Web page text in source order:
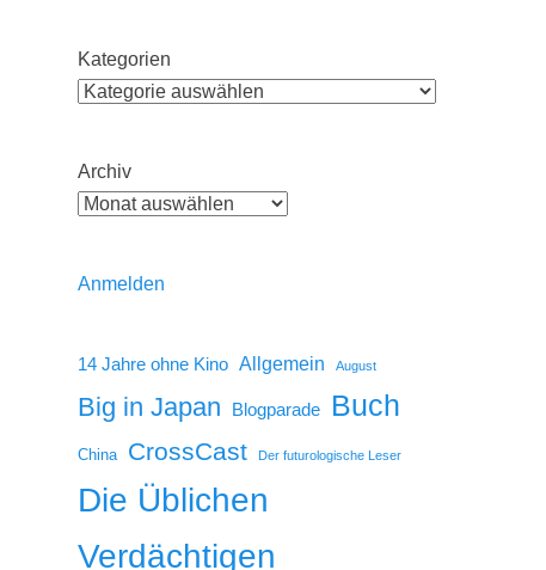
Kategorien
Archiv
Anmelden
14 Jahre ohne Kino Allgemein August
Big in Japan Blogparade Buch
China CrossCast Der futurologische Leser
Die Üblichen
Verdächtigen